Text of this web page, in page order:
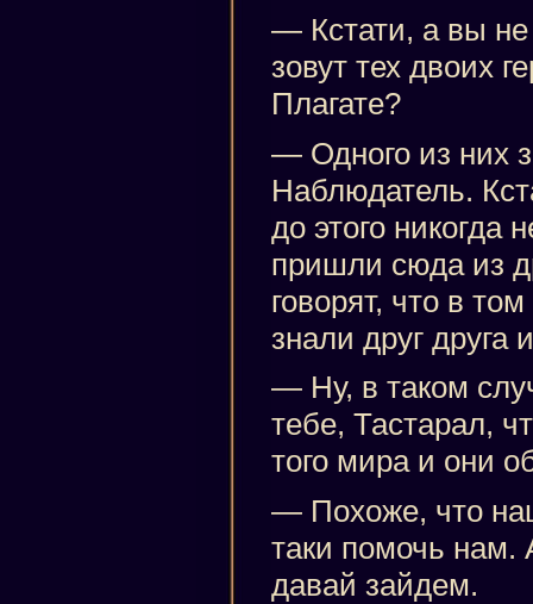
— Кстати, а вы не
зовут тех двоих
Плагате?
— Одного из них
Наблюдатель.
до этого
пришли сюда из
говорят, что в
знали друг
— Ну, в таком
тебе, Тастарал,
того мира и они
— Похоже, что
таки помочь нам.
давай зайдем.